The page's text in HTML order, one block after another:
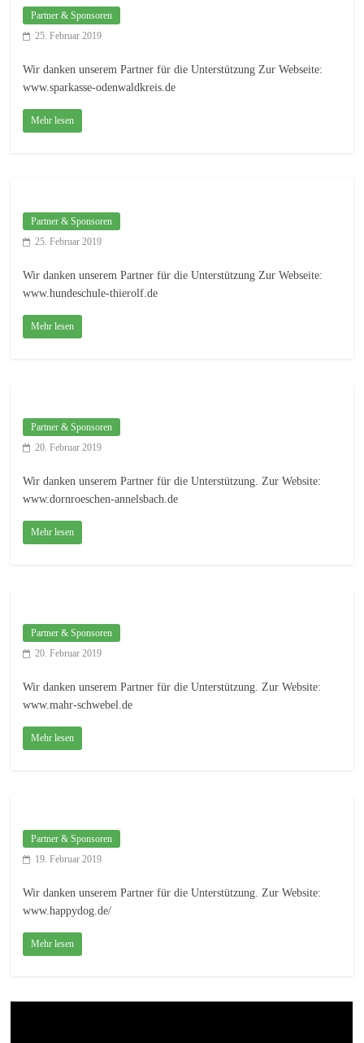
Partner & Sponsoren
25. Februar 2019
Wir danken unserem Partner für die Unterstützung Zur Webseite:
www.sparkasse-odenwaldkreis.de
Mehr lesen
Partner & Sponsoren
25. Februar 2019
Wir danken unserem Partner für die Unterstützung Zur Webseite:
www.hundeschule-thierolf.de
Mehr lesen
Partner & Sponsoren
20. Februar 2019
Wir danken unserem Partner für die Unterstützung. Zur Website:
www.dornroeschen-annelsbach.de
Mehr lesen
Partner & Sponsoren
20. Februar 2019
Wir danken unserem Partner für die Unterstützung. Zur Website:
www.mahr-schwebel.de
Mehr lesen
Partner & Sponsoren
19. Februar 2019
Wir danken unserem Partner für die Unterstützung. Zur Website:
www.happydog.de/
Mehr lesen